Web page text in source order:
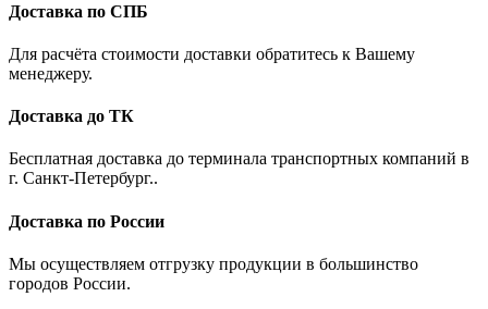
Доставка по СПБ
Для расчёта стоимости доставки обратитесь к Вашему
менеджеру.
Доставка до ТК
Бесплатная доставка до терминала транспортных компаний в
г. Санкт-Петербург..
Доставка по России
Мы осуществляем отгрузку продукции в большинство
городов России.